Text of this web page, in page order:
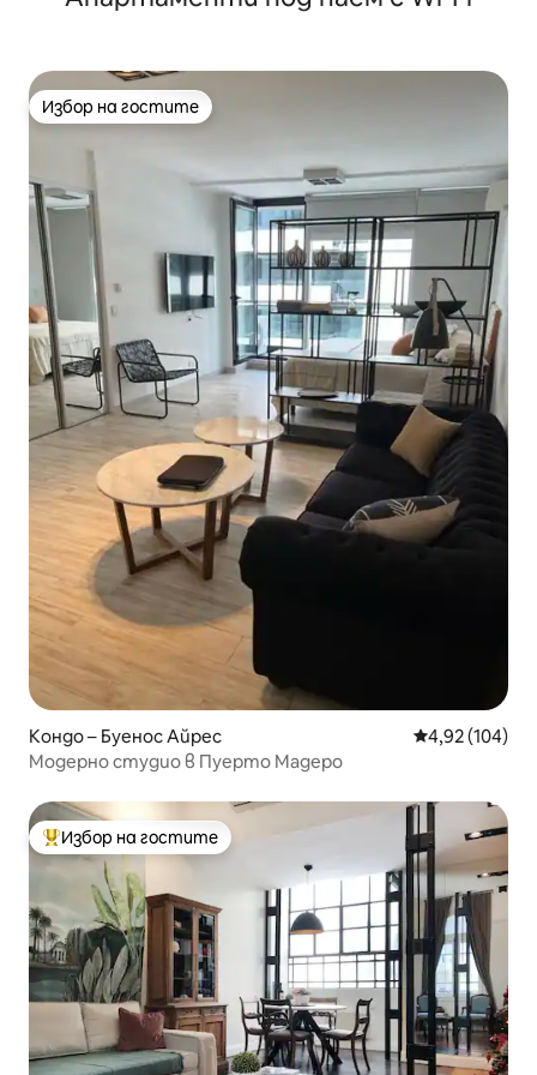
Избор на гостите
Избор на гостите
Кондо – Буенос Айрес Средна
4,92 (104)
Модерно студио в Пуерто Мадеро
Най-популярен избор на гостите
Избор на гостите